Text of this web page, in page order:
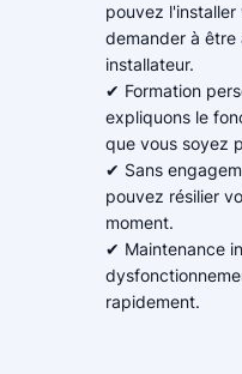
pouvez l'installer
demander à
installateur.
✔ Formation
expliquons le
que vous soyez
✔ Sans
pouvez résilier
moment.
✔ Maintenance
rapidement.